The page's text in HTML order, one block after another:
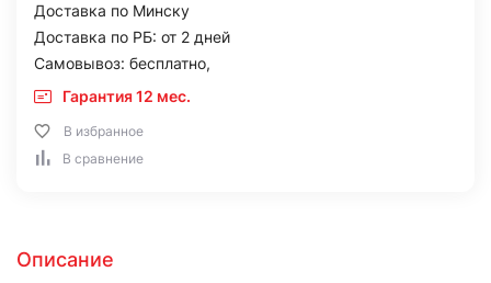
Доставка по Минску
Доставка по РБ: от 2 дней
Самовывоз: бесплатно,
Гарантия 12 мес.
В избранное
В сравнение
Описание